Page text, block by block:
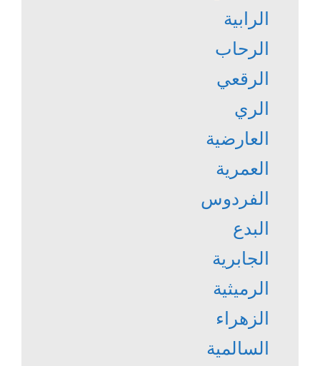
الرابية
الرحاب
الرقعي
الري
العارضية
العمرية
الفردوس
البدع
الجابرية
الرميثية
الزهراء
السالمية